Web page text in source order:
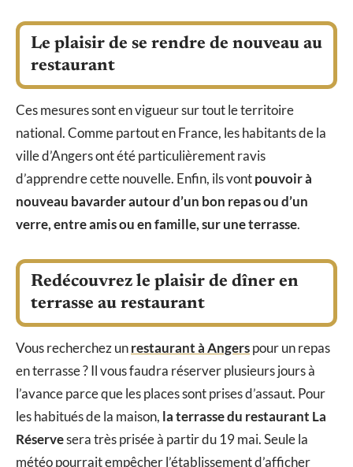
Le plaisir de se rendre de nouveau au
restaurant
Ces mesures sont en vigueur sur tout le territoire
national. Comme partout en France, les habitants de la
ville d’Angers ont été particulièrement ravis
d’apprendre cette nouvelle. Enfin, ils vontpouvoir à
nouveau bavarder autour d’un bon repas ou d’un
verre, entre amis ou en famille, sur une terrasse.
Redécouvrez le plaisir de dîner en
terrasse au restaurant
Vous recherchez unrestaurant à Angerspour un repas
en terrasse ? Il vous faudra réserver plusieurs jours à
l’avance parce que les places sont prises d’assaut. Pour
les habitués de la maison, la terrasse du restaurant La
Réservesera très prisée à partir du 19 mai. Seule la
météo pourrait empêcher l’établissement d’afficher